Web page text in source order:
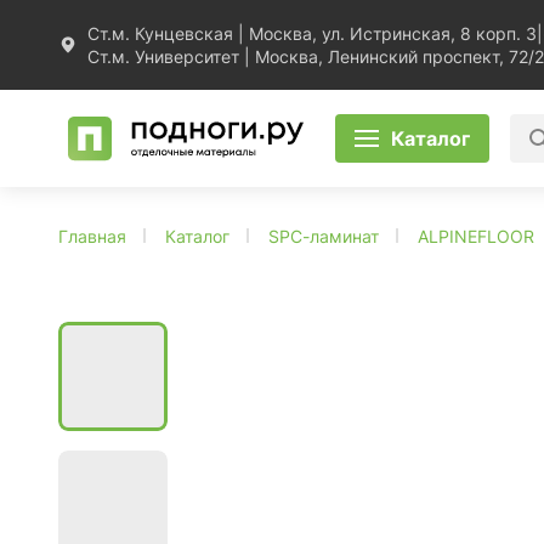
Ст.м. Кунцевская | Москва, ул. Истринская, 8 корп. 3
Ст.м. Университет | Москва, Ленинский проспект, 72/2
Каталог
Главная Каталог SPC-ламинат ALPINEFLOOR